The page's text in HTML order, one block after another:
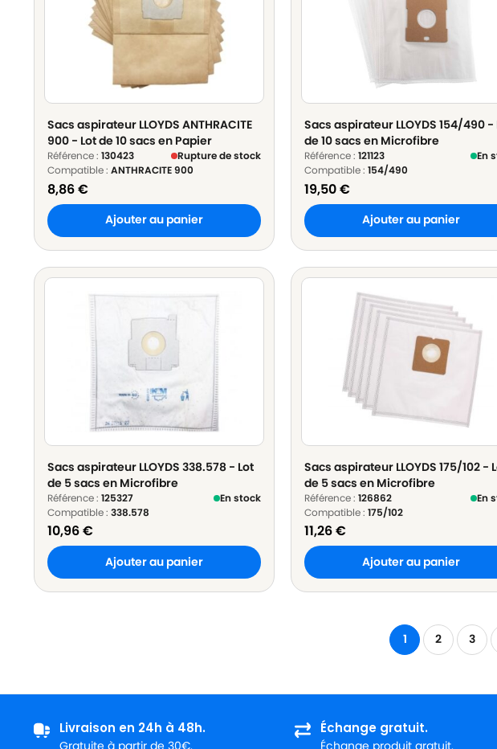
Sacs aspirateur LLOYDS ANTHRACITE
900 - Lot de 10 sacs en Papier
Référence : 130423
Rupture de stock
Compatible : ANTHRACITE 900
8,86€
Ajouter au panier
Sacs aspirateur LLOYDS 154/490 -
de 10 sacs en Microfibre
Référence : 121123
En
Compatible : 154/490
19,50€
Ajouter au panier
Sacs aspirateur LLOYDS 338.578 - Lot
de 5 sacs en Microfibre
Référence : 125327
En stock
Compatible : 338.578
10,96€
Ajouter au panier
Sacs aspirateur LLOYDS 175/102 -
de 5 sacs en Microfibre
Référence : 126862
En
Compatible : 175/102
11,26€
Ajouter au panier
1 2 3
Livraison en 24h à 48h.
Gratuite à partir de 30€.
Échange gratuit.
Échange produit gratuit.